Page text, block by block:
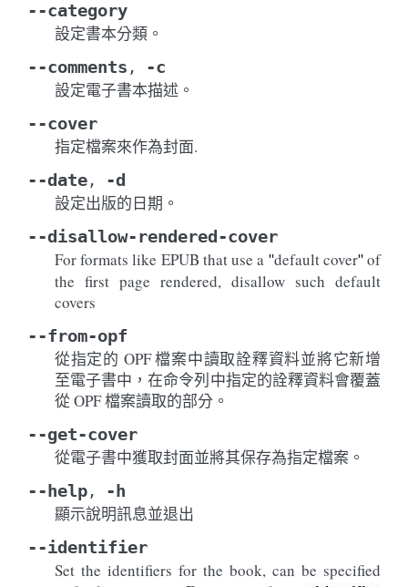
--category
設定書本分類。
--comments , -c
設定電子書本描述。
--cover
指定檔案來作為封面.
--date , -d
設定出版的日期。
--disallow-rendered-cover
For formats like EPUB that use a "default cover"of
the first page rendered, disallow such default
covers
--from-opf
從指定的 OPF 檔案中讀取詮釋資料並將它新增
至電子書中，在命令列中指定的詮釋資料會覆蓋
從 OPF 檔案讀取的部分。
--get-cover
從電子書中獲取封面並將其保存為指定檔案。
--help , -h
顯示說明訊息並退出
--identifier
Set the identifiers for the book, can be specified